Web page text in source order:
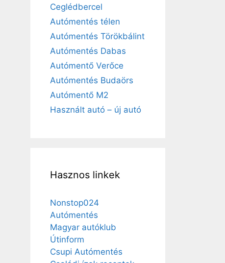
Ceglédbercel
Autómentés télen
Autómentés Törökbálint
Autómentés Dabas
Autómentő Verőce
Autómentés Budaörs
Autómentő M2
Használt autó – új autó
Hasznos linkek
Nonstop024
Autómentés
Magyar autóklub
Útinform
Csupi Autómentés